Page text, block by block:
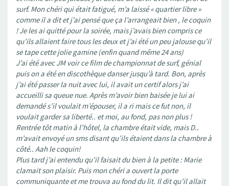
surf. Mon chéri qui était fatigué, m’a laissé « quartier libre »
comme il a dit et j’ai pensé que ça l’arrangeait bien , le coquin
! Je les ai quitté pour la soirée, mais j’avais bien compris ce
qu’ils allaient faire tous les deux et j’ai été un peu jalouse qu’il
se tape cette jolie gamine (enfin quand même 24 ans)
J’ai été avec JM voir ce film de championnat de surf, génial
puis on a été en discothèque danser jusqu’à tard. Bon, après
j’ai été passer la nuit avec lui, il avait un certif alors j’ai
accueilli sa queue nue. Après m’avoir bien baisée je lui ai
demandé s’il voulait m’épouser, il a ri mais ce fut non, il
voulait garder sa liberté.. et moi, au fond, pas non plus !
Rentrée tôt matin à l’hôtel, la chambre était vide, mais D..
m’avait envoyé un sms disant qu’ils étaient dans la chambre à
côté.. Aah le coquin!
Plus tard j’ai entendu qu’il faisait du bien à la petite : Marie
clamait son plaisir. Puis mon chéri a ouvert la porte
communiquante et me trouva au fond du lit. Il dit qu’il allait